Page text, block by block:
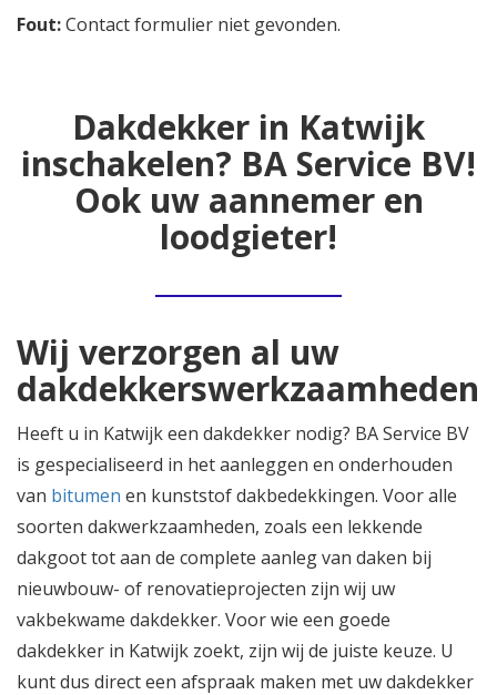
Fout:Contact formulier niet gevonden.
Dakdekker in Katwijk
inschakelen? BA Service BV!
Ook uw aannemer en
loodgieter!
Wij verzorgen al uw
dakdekkerswerkzaamheden
Heeft u in Katwijk een dakdekker nodig? BA Service BV
is gespecialiseerd in het aanleggen en onderhouden
van bitumen en kunststof dakbedekkingen. Voor alle
soorten dakwerkzaamheden, zoals een lekkende
dakgoot tot aan de complete aanleg van daken bij
nieuwbouw- of renovatieprojecten zijn wij uw
vakbekwame dakdekker. Voor wie een goede
dakdekker in Katwijk zoekt, zijn wij de juiste keuze. U
kunt dus direct een afspraak maken met uw dakdekker